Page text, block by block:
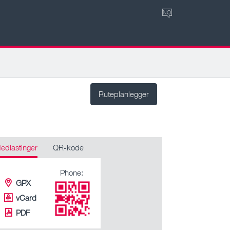
NO
Ruteplanlegger
QR-kode
GPX
vCard
PDF
Phone: